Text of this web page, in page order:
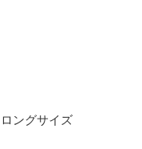
ングサイズ